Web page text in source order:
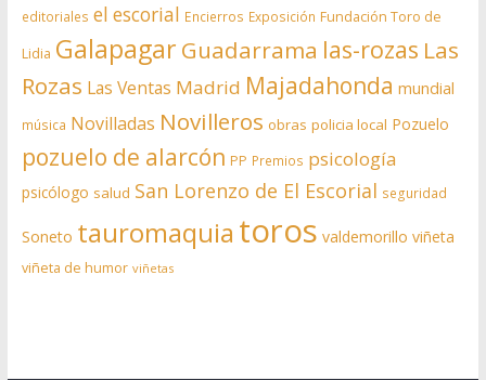
editoriales el escorial Encierros Exposición Fundación Toro de
Lidia Galapagar Guadarrama las-rozas Las
Rozas Las Ventas Madrid Majadahonda mundial
música Novilladas Novilleros obras policia local Pozuelo
pozuelo de alarcón PP Premios psicología
psicólogo salud San Lorenzo de El Escorial seguridad
Soneto tauromaquia toros valdemorillo viñeta
viñeta de humor viñetas